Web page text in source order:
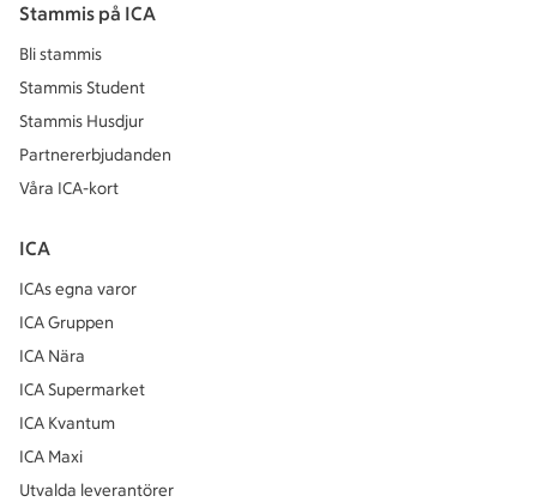
Stammis på ICA
Bli stammis
Stammis Student
Stammis Husdjur
Partnererbjudanden
Våra ICA-kort
ICA
ICAs egna varor
ICA Gruppen
ICA Nära
ICA Supermarket
ICA Kvantum
ICA Maxi
Utvalda leverantörer